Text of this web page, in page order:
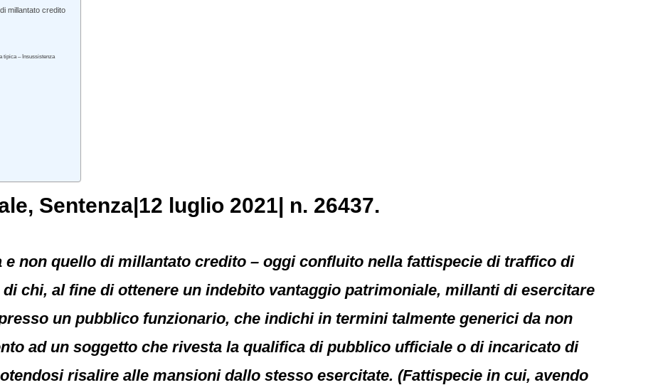
millantato credito
tipica – Insussistenza
, Sentenza|12 luglio 2021| n. 26437.
non quello di millantato credito – oggi confluito nella fattispecie di traffico di
chi, al fine di ottenere un indebito vantaggio patrimoniale, millanti di esercitare
un pubblico funzionario, che indichi in termini talmente generici da non
ad un soggetto che rivesta la qualifica di pubblico ufficiale o di incaricato di
risalire alle mansioni dallo stesso esercitate. (Fattispecie in cui, avendo